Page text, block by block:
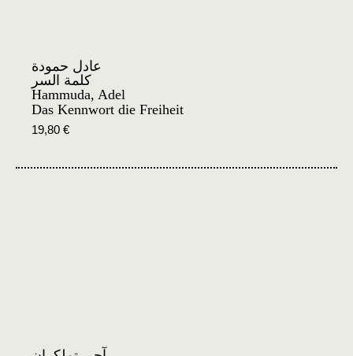
عادل حمودة
كلمة السر
Hammuda, Adel
Das Kennwort die Freiheit
19,80 €